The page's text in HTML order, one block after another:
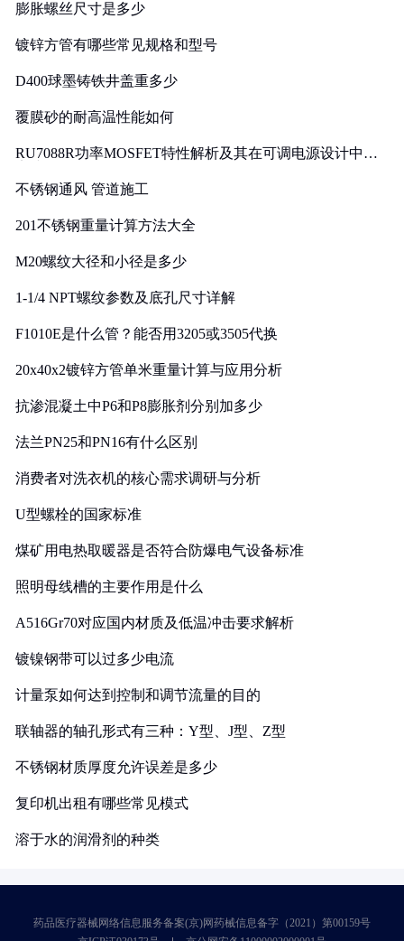
膨胀螺丝尺寸是多少
镀锌方管有哪些常见规格和型号
D400球墨铸铁井盖重多少
覆膜砂的耐高温性能如何
RU7088R功率MOSFET特性解析及其在可调电源设计中的
不锈钢通风 管道施工
201不锈钢重量计算方法大全
M20螺纹大径和小径是多少
1-1/4 NPT螺纹参数及底孔尺寸详解
F1010E是什么管？能否用3205或3505代换
20x40x2镀锌方管单米重量计算与应用分析
抗渗混凝土中P6和P8膨胀剂分别加多少
法兰PN25和PN16有什么区别
消费者对洗衣机的核心需求调研与分析
U型螺栓的国家标准
煤矿用电热取暖器是否符合防爆电气设备标准
照明母线槽的主要作用是什么
A516Gr70对应国内材质及低温冲击要求解析
镀镍钢带可以过多少电流
计量泵如何达到控制和调节流量的目的
联轴器的轴孔形式有三种：Y型、J型、Z型
不锈钢材质厚度允许误差是多少
复印机出租有哪些常见模式
溶于水的润滑剂的种类
药品医疗器械网络信息服务备案(京)网药械信息备字（2021）第00159号